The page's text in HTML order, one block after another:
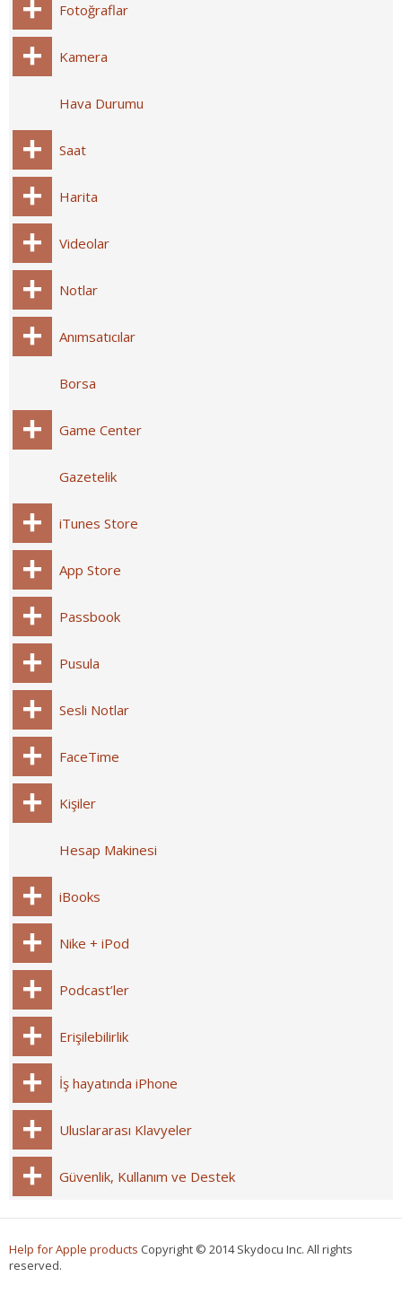
Fotoğraflar
Kamera
Hava Durumu
Saat
Harita
Videolar
Notlar
Anımsatıcılar
Borsa
Game Center
Gazetelik
iTunes Store
App Store
Passbook
Pusula
Sesli Notlar
FaceTime
Kişiler
Hesap Makinesi
iBooks
Nike + iPod
Podcast’ler
Erişilebilirlik
İş hayatında iPhone
Uluslararası Klavyeler
Güvenlik, Kullanım ve Destek
Help for Apple products Copyright © 2014 Skydocu Inc. All rights
reserved.